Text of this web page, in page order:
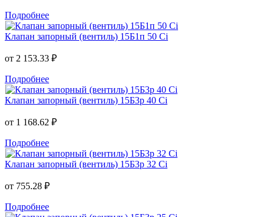
Подробнее
Клапан запорный (вентиль) 15Б1п 50 Ci
от 2 153.33 ₽
Подробнее
Клапан запорный (вентиль) 15Б3р 40 Ci
от 1 168.62 ₽
Подробнее
Клапан запорный (вентиль) 15Б3р 32 Ci
от 755.28 ₽
Подробнее